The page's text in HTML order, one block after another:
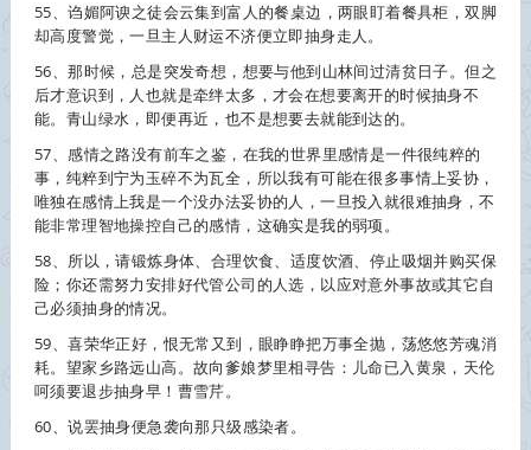
55、诌媚阿谀之徒会云集到富人的餐桌边，两眼盯着餐具柜，双脚
却高度警觉，一旦主人财运不济便立即抽身走人。
56、那时候，总是突发奇想，想要与他到山林间过清贫日子。但之
后才意识到，人也就是牵绊太多，才会在想要离开的时候抽身不
能。青山绿水，即便再近，也不是想要去就能到达的。
57、感情之路没有前车之鉴，在我的世界里感情是一件很纯粹的
事，纯粹到宁为玉碎不为瓦全，所以我有可能在很多事情上妥协，
唯独在感情上我是一个没办法妥协的人，一旦投入就很难抽身 ，不
能非常理智地操控自己的感情，这确实是我的弱项。
58、所以，请锻炼身体、合理饮食、适度饮酒、停止吸烟并购买保
险；你还需努力安排好代管公司的人选，以应对意外事故或其它自
己必须抽身的情况。
59、喜荣华正好，恨无常又到，眼睁睁把万事全抛，荡悠悠芳魂消
耗。望家乡路远山高。故向爹娘梦里相寻告：儿命已入黄泉，天伦
呵须要退步抽身早！曹雪芹。
60、说罢抽身便急袭向那只级感染者。